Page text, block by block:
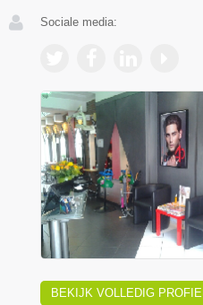
Sociale media:
BEKIJK VOLLEDIG PROFIEL